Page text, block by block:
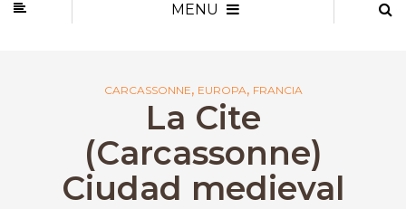
MENU
CARCASSONNE, EUROPA, FRANCIA
La Cite
(Carcassonne)
Ciudad medieval